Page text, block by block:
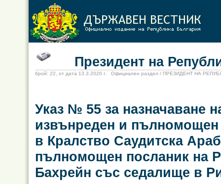
Президент на
брой: 22, от дата 13.3.2020 г. Официален раздел / ПРЕЗИДЕНТ НА
Указ № 55 за назначаване
извънреден и пълномощен
в Кралство Саудитска
пълномощен посланик на
Бахрейн със седалище в